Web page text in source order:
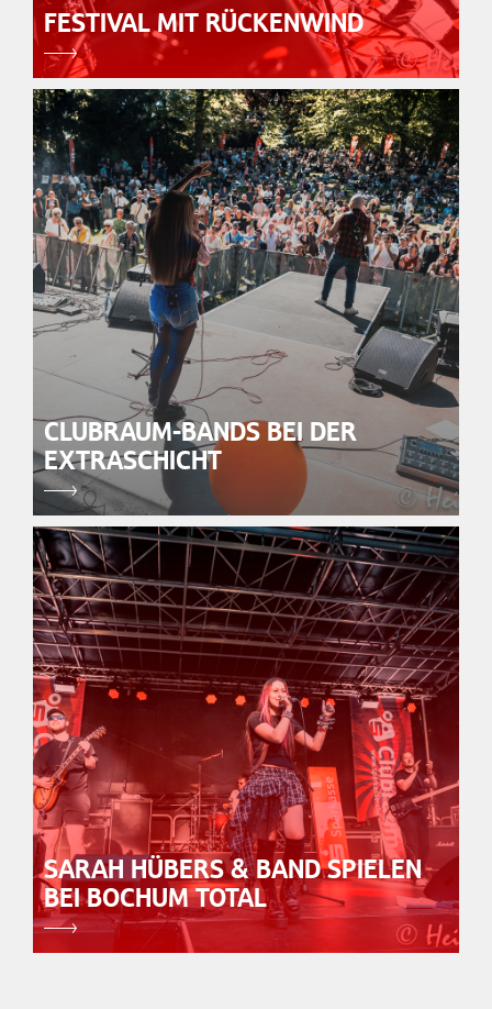
FESTIVAL MIT RÜCKENWIND
CLUBRAUM-BANDS BEI DER
EXTRASCHICHT
SARAH HÜBERS & BAND SPIELEN
BEI BOCHUM TOTAL